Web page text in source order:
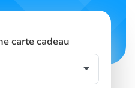
carte cadeau